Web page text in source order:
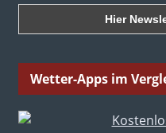
Wetter-Apps im